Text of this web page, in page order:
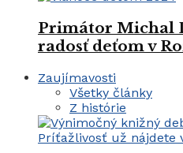
Primátor Michal
radosť deťom v
Zaujímavosti
Všetky články
Z histórie